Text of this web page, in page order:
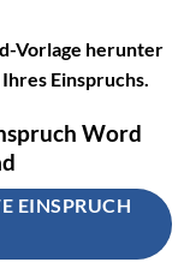
Vorlage herunter
Einspruchs.
Word
EINSPRUCH